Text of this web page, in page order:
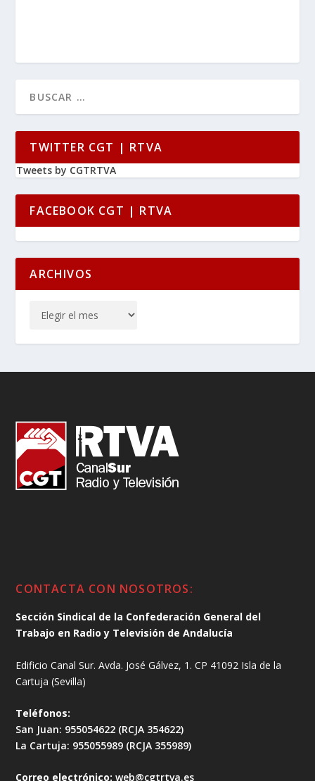
TWITTER CGT | RTVA
Tweets by CGTRTVA
FACEBOOK CGT | RTVA
ARCHIVOS
CONTACTA CON NOSOTROS:
Sección Sindical de la Confederación General del
Trabajo en Radio y Televisión de Andalucía
Edificio Canal Sur. Avda. José Gálvez, 1. CP 41092 Isla de la
Cartuja (Sevilla)
Teléfonos:
San Juan: 955054622 (RCJA 354622)
La Cartuja: 955055989 (RCJA 355989)
Correo electrónico:web@cgtrtva.es